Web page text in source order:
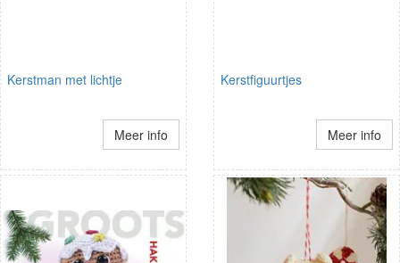
Kerstman met lichtje
Meer info
Kerstfiguurtjes
Meer info